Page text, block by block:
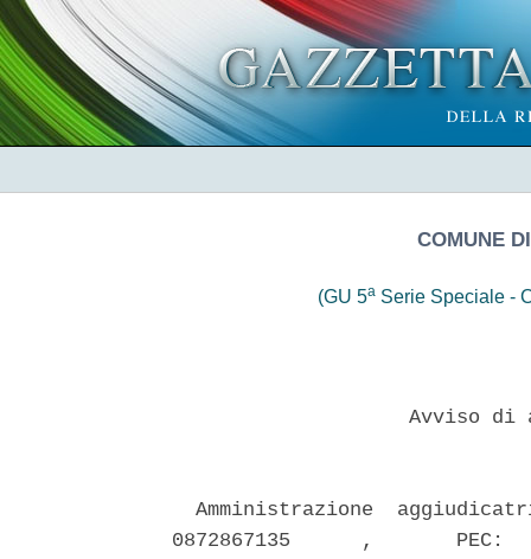
COMUNE
(GU 5a Serie Speciale -
Avviso
Amministrazione
0872867135      ,       PEC: